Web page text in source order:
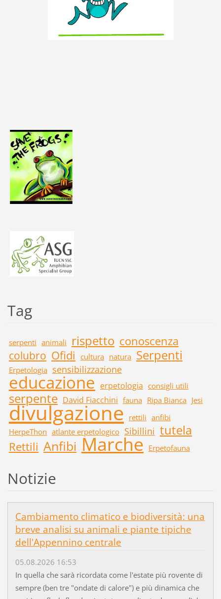
Tag
serpenti animali rispetto conoscenza
colubro Ofidi cultura natura Serpenti
Erpetologia sensibilizzazione
educazione erpetologia consigli utili
serpente David Fiacchini fauna Ripa Bianca Jesi
divulgazione rettili anfibi
HerpeThon atlante erpetologico Sibillini tutela
Rettili Anfibi Marche Erpetofauna
Notizie
Cambiamento climatico e biodiversità: una
breve analisi su animali e piante tipiche
dell'Appennino centrale
05.08.2026 16:53
In quella che sarà ricordata come l'estate più rovente di
sempre (ben tre "ondate di calore") e più dinamica che